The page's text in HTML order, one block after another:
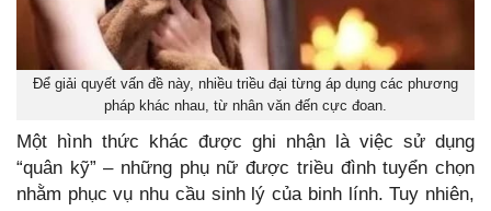
Để giải quyết vấn đề này, nhiều triều đại từng áp dụng các phương
pháp khác nhau, từ nhân văn đến cực đoan.
Một hình thức khác được ghi nhận là việc sử dụng
“quân kỹ” – những phụ nữ được triều đình tuyển chọn
nhằm phục vụ nhu cầu sinh lý của binh lính. Tuy nhiên,